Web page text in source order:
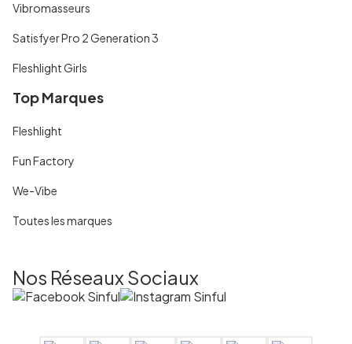
Vibromasseurs
Satisfyer Pro 2 Generation 3
Fleshlight Girls
Top Marques
Fleshlight
Fun Factory
We-Vibe
Toutes les marques
Nos Réseaux Sociaux